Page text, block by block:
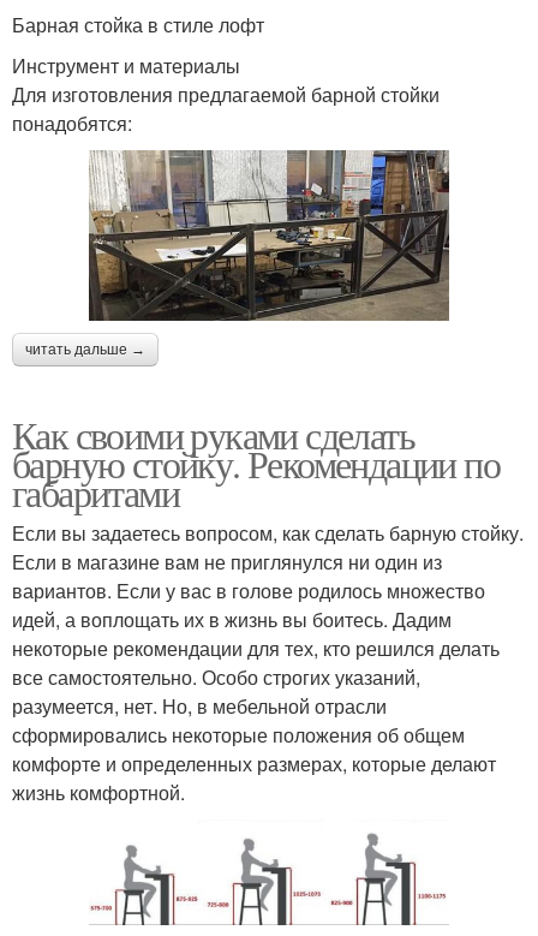
Барная стойка в стиле лофт
Инструмент и материалы
Для изготовления предлагаемой барной стойки
понадобятся:
читать дальше →
Как своими руками сделать
барную стойку. Рекомендации по
габаритами
Если вы задаетесь вопросом, как сделать барную стойку.
Если в магазине вам не приглянулся ни один из
вариантов. Если у вас в голове родилось множество
идей, а воплощать их в жизнь вы боитесь. Дадим
некоторые рекомендации для тех, кто решился делать
все самостоятельно. Особо строгих указаний,
разумеется, нет. Но, в мебельной отрасли
сформировались некоторые положения об общем
комфорте и определенных размерах, которые делают
жизнь комфортной.